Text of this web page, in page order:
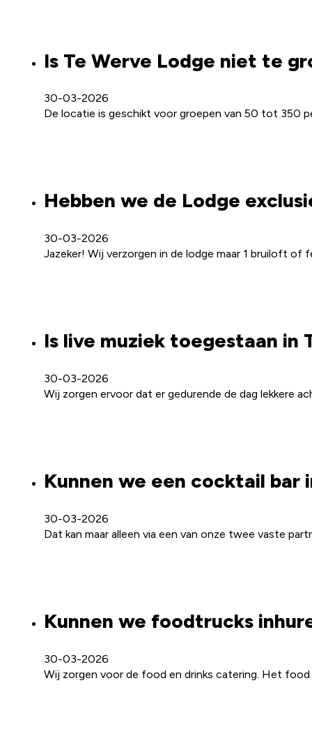
Is Te Werve Lodge niet te
30-03-2026
De locatie is geschikt voor groepen van 50 tot 350
Hebben we de Lodge
30-03-2026
Jazeker! Wij verzorgen in de lodge maar 1 bruiloft of
Is live muziek toegestaan in
30-03-2026
Wij zorgen ervoor dat er gedurende de dag lekkere
Kunnen we een cocktail bar
30-03-2026
Dat kan maar alleen via een van onze twee vaste
Kunnen we foodtrucks
30-03-2026
Wij zorgen voor de food en drinks catering. Het